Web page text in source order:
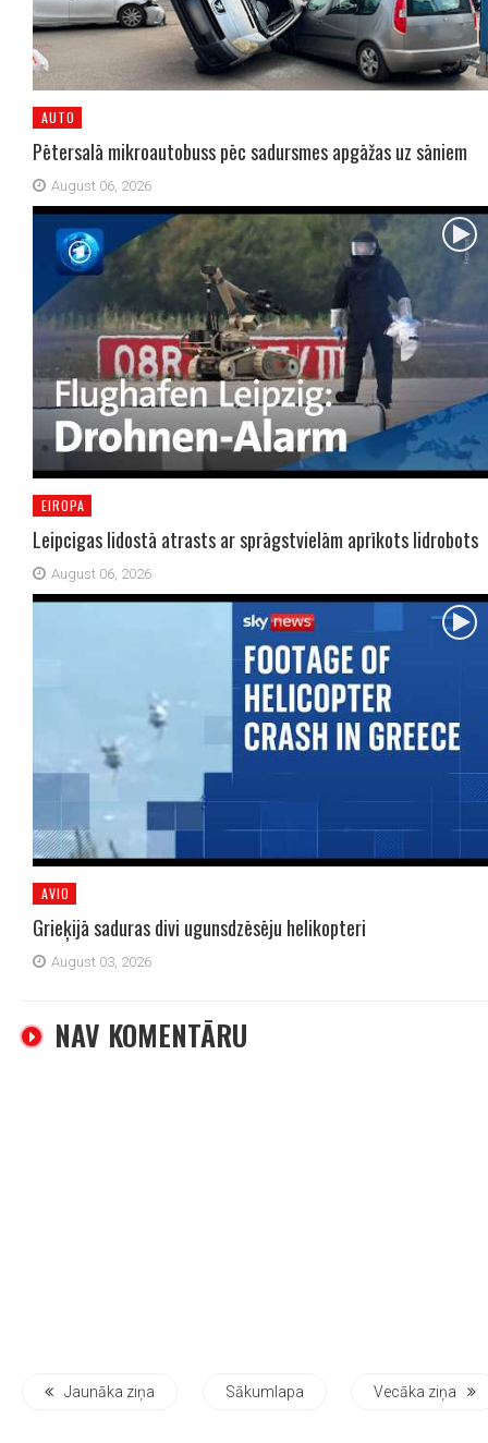
AUTO
Pētersalā mikroautobuss pēc sadursmes apgāžas uz sāniem
August 06, 2026
EIROPA
Leipcigas lidostā atrasts ar sprāgstvielām aprīkots lidrobots
August 06, 2026
AVIO
Grieķijā saduras divi ugunsdzēsēju helikopteri
August 03, 2026
NAV KOMENTĀRU
Jaunāka ziņa Sākumlapa Vecāka ziņa